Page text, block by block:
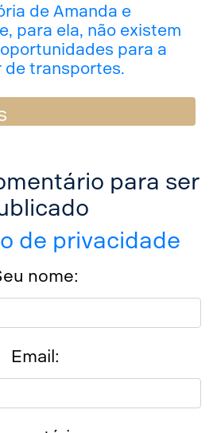
de Amanda e
para ela, não existem
para a
de transportes.
para ser
de privacidade
nome:
Email: